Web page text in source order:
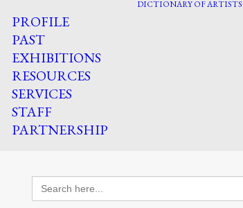
PROFILE
PAST
EXHIBITIONS
RESOURCES
SERVICES
STAFF
PARTNERSHIP
DICTIONARY OF ARTISTS
Search
for: